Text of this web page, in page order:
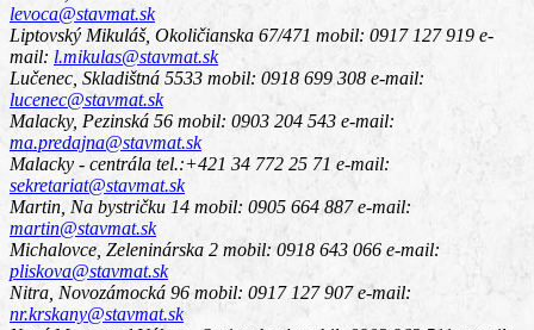
levoca@stavmat.sk
Liptovský Mikuláš, Okoličianska 67/471 mobil: 0917 127 919 e-
mail: l.mikulas@stavmat.sk
Lučenec, Skladištná 5533 mobil: 0918 699 308 e-mail:
lucenec@stavmat.sk
Malacky, Pezinská 56 mobil: 0903 204 543 e-mail:
ma.predajna@stavmat.sk
Malacky - centrála tel.:+421 34 772 25 71 e-mail:
sekretariat@stavmat.sk
Martin, Na bystričku 14 mobil: 0905 664 887 e-mail:
martin@stavmat.sk
Michalovce, Zeleninárska 2 mobil: 0918 643 066 e-mail:
pliskova@stavmat.sk
Nitra, Novozámocká 96 mobil: 0917 127 907 e-mail:
nr.krskany@stavmat.sk